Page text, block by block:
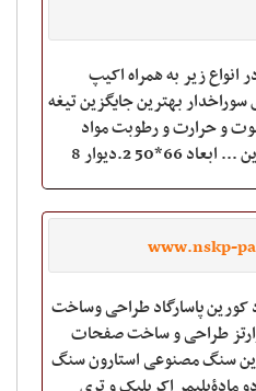
انواع زیر به همراه اکیپ
سانتیمتری سوراخدار بهترین جایگزین تیغه
و حرارت و رطوبت مواد
تشکیل دهنده گچ.پرلیت.رزین ... ابعاد 66*50 2.دیوار 8
کورین پاسارگاد طراحی وساخت
طراحی و ساخت صفحات
کورین سنگ مصنوعی استارون سنگ